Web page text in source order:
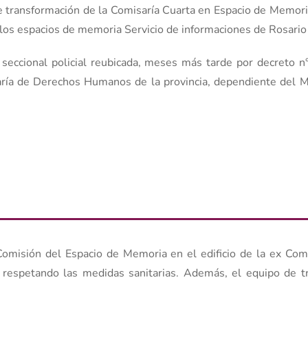
de la Comisaría Cuarta en Espacio de
espacios de memoria Servicio de informaciones de
policial reubicada, meses más tarde por decreto
de Derechos Humanos de la provincia, dependiente del
del Espacio de Memoria en el edificio de la ex
las medidas sanitarias. Además, el equipo de